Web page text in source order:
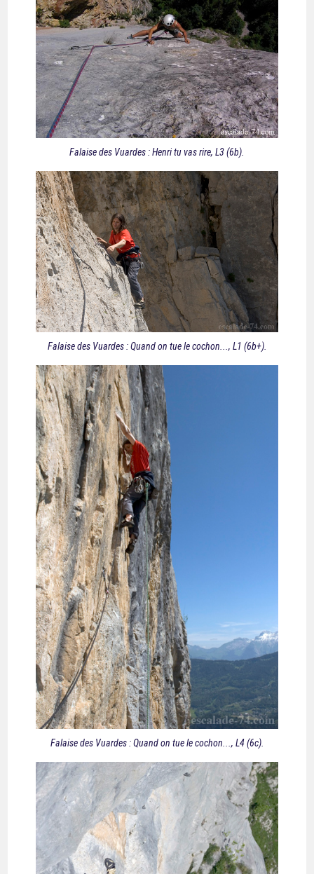
Falaise des Vuardes : Henri tu vas rire, L3 (6b).
Falaise des Vuardes : Quand on tue le cochon..., L1 (6b+).
Falaise des Vuardes : Quand on tue le cochon..., L4 (6c).